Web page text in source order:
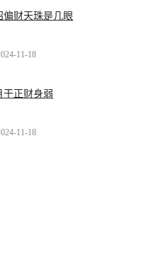
偏财天珠是几眼
11-18
干正财身弱
11-18